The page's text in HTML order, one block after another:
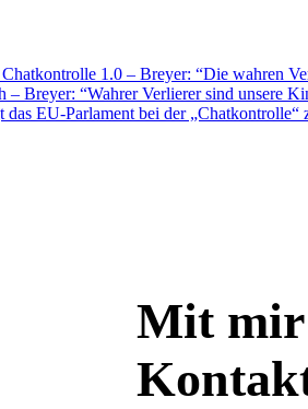
1.0 – Breyer: “Die wahren
Breyer: “Wahrer Verlierer sind unsere
EU-Parlament bei der „Chatkontrolle“
Mit